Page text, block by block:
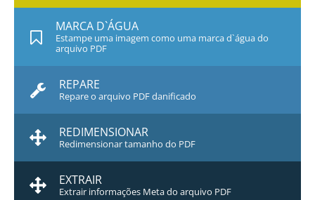
MARCA D`ÁGUA
Estampe uma imagem como uma marca d`água do
arquivo PDF
REPARE
Repare o arquivo PDF danificado
REDIMENSIONAR
Redimensionar tamanho do PDF
EXTRAIR
Extrair informações Meta do arquivo PDF